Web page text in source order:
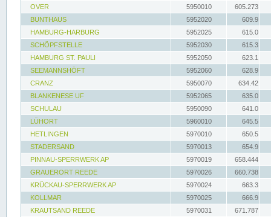
OVER
5950010
605.273
BUNTHAUS
5952020
609.9
HAMBURG-HARBURG
5952025
615.0
SCHÖPFSTELLE
5952030
615.3
HAMBURG ST. PAULI
5952050
623.1
SEEMANNSHÖFT
5952060
628.9
CRANZ
5950070
634.42
BLANKENESE UF
5952065
635.0
SCHULAU
5950090
641.0
LÜHORT
5960010
645.5
HETLINGEN
5970010
650.5
STADERSAND
5970013
654.9
PINNAU-SPERRWERK AP
5970019
658.444
GRAUERORT REEDE
5970026
660.738
KRÜCKAU-SPERRWERK AP
5970024
663.3
KOLLMAR
5970025
666.9
KRAUTSAND REEDE
5970031
671.787